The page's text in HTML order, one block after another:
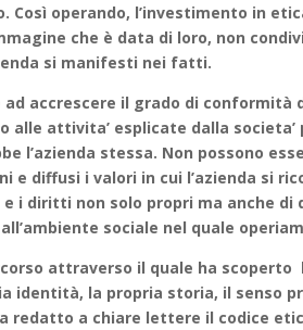
Così operando, l’investimento in
che è data di loro, non
si manifesti nei fatti.
ad accrescere il grado di
attivita’ esplicate dalla societa’
l’azienda stessa. Non possono
e diffusi i valori in cui l’azienda si
e i diritti non solo propri ma anche
sociale nel quale
attraverso il quale ha
identità, la propria storia, il
a chiare lettere il codice